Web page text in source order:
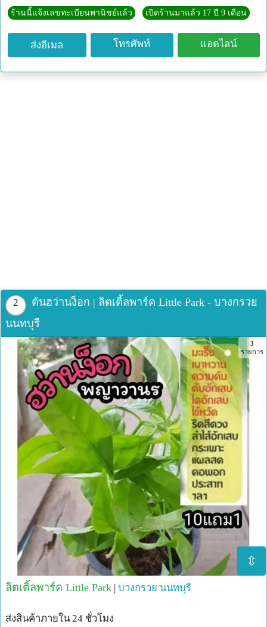
www.Joyherbplant.com
ต้นฮว่านง็อก,ขายต้นฮว่านง็อก,ต้นว่านง๊อก,ขายใบว่านง็
อก,สมุนไพรว่านง๊อก,ต้นพญาวานร,ใบพญาวานร HOAN
NGOC ฮว่านง็อก ฮว่านง๊อก ต้นพญาวานร ต้นลิงง้อ Emblic
ร้านนี้แจ้งเลขทะเบียนพานิชย์แล้ว เปิดร้านมาแล้ว 17 ปี 9 เดือน
ส่งอีเมล โทรศัพท์ แอดไลน์
2
ต้นฮว่านง็อก | ลิตเติ้ลพาร์ค Little Park - บางกรวย
นนทบุรี
⇳
3
รายการ
ลิตเติ้ลพาร์ค Little Park บางกรวย นนทบุรี
ส่งสินค้าภายใน 24 ชั่วโมง